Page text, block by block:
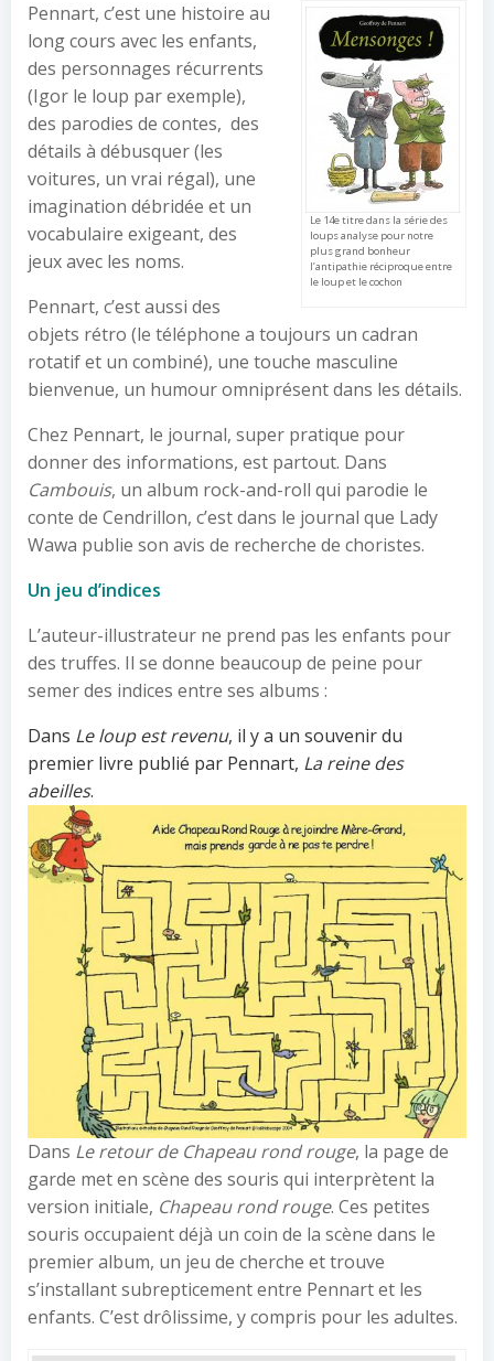
Le 14e titre dans la série des
loups analyse pour notre
plus grand bonheur
l’antipathie réciproque entre
le loup et le cochon
Pennart, c’est une histoire au
long cours avec les enfants,
des personnages récurrents
(Igor le loup par exemple),
des parodies de contes, des
détails à débusquer (les
voitures, un vrai régal), une
imagination débridée et un
vocabulaire exigeant, des
jeux avec les noms.
Pennart, c’est aussi des
objets rétro (le téléphone a toujours un cadran
rotatif et un combiné), une touche masculine
bienvenue, un humour omniprésent dans les détails.
Chez Pennart, le journal, super pratique pour
donner des informations, est partout. Dans
Cambouis, un album rock-and-roll qui parodie le
conte de Cendrillon, c’est dans le journal que Lady
Wawa publie son avis de recherche de choristes.
Un jeu d’indices
L’auteur-illustrateur ne prend pas les enfants pour
des truffes. Il se donne beaucoup de peine pour
semer des indices entre ses albums :
Dans Le loup est revenu, il y a un souvenir du
premier livre publié par Pennart, La reine des
abeilles.
Dans Le retour de Chapeau rond rouge, la page de
garde met en scène des souris qui interprètent la
version initiale, Chapeau rond rouge. Ces petites
souris occupaient déjà un coin de la scène dans le
premier album, un jeu de cherche et trouve
s’installant subrepticement entre Pennart et les
enfants. C’est drôlissime, y compris pour les adultes.